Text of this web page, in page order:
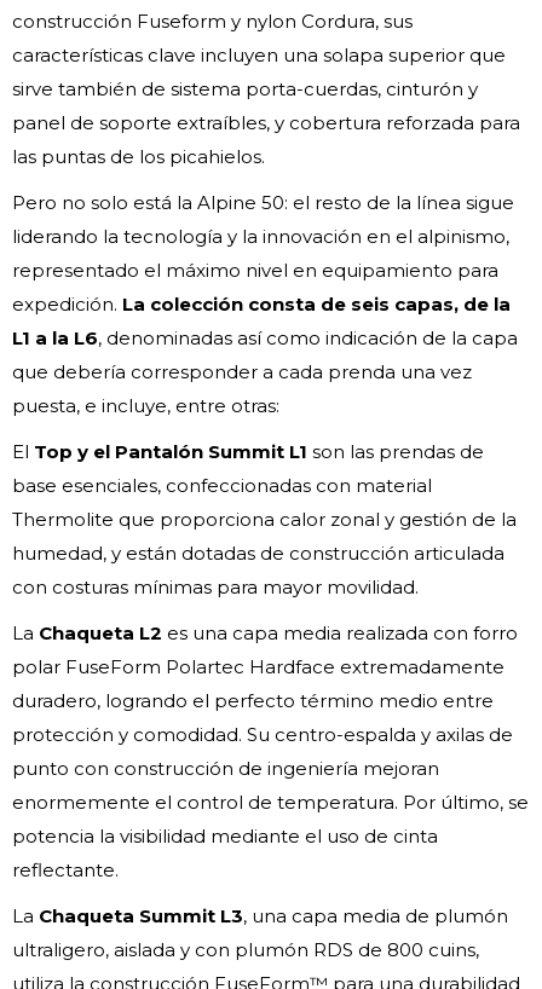
construcción Fuseform y nylon Cordura, sus
características clave incluyen una solapa superior que
sirve también de sistema porta-cuerdas, cinturón y
panel de soporte extraíbles, y cobertura reforzada para
las puntas de los picahielos.
Pero no solo está la Alpine 50: el resto de la línea sigue
liderando la tecnología y la innovación en el alpinismo,
representado el máximo nivel en equipamiento para
expedición. La colección consta de seis capas, de la
L1 a la L6, denominadas así como indicación de la capa
que debería corresponder a cada prenda una vez
puesta, e incluye, entre otras:
El Top y el Pantalón Summit L1 son las prendas de
base esenciales, confeccionadas con material
Thermolite que proporciona calor zonal y gestión de la
humedad, y están dotadas de construcción articulada
con costuras mínimas para mayor movilidad.
La Chaqueta L2 es una capa media realizada con forro
polar FuseForm Polartec Hardface extremadamente
duradero, logrando el perfecto término medio entre
protección y comodidad. Su centro-espalda y axilas de
punto con construcción de ingeniería mejoran
enormemente el control de temperatura. Por último, se
potencia la visibilidad mediante el uso de cinta
reflectante.
La Chaqueta Summit L3, una capa media de plumón
ultraligero, aislada y con plumón RDS de 800 cuins,
utiliza la construcción FuseForm™ para una durabilidad